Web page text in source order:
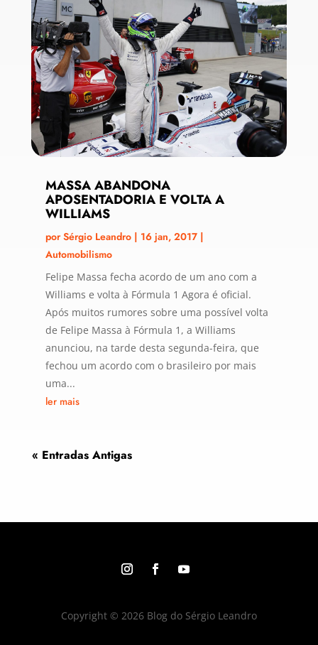
MASSA ABANDONA
APOSENTADORIA E VOLTA A
WILLIAMS
porSérgio Leandro| 16 jan, 2017|
Automobilismo
Felipe Massa fecha acordo de um ano com a
Williams e volta à Fórmula 1 Agora é oficial.
Após muitos rumores sobre uma possível volta
de Felipe Massa à Fórmula 1, a Williams
anunciou, na tarde desta segunda-feira, que
fechou um acordo com o brasileiro por mais
uma...
ler mais
« Entradas Antigas
Copyright © 2026 Blog do Sérgio Leandro